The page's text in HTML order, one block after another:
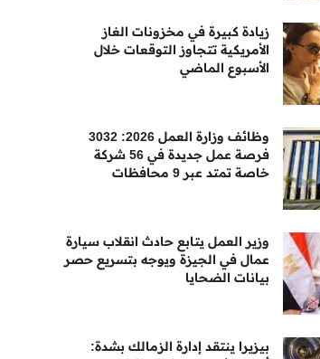
زيادة كبيرة في مخزونات الغاز
الأمريكية تتجاوز التوقعات خلال
الأسبوع الماضي
وظائف وزارة العمل 2026: 3032
فرصة عمل جديدة في 56 شركة
خاصة تمتد عبر 9 محافظات
وزير العمل يتابع حادث انقلاب سيارة
عمال في الجيزة ويوجه بتسريع حصر
بيانات الضحايا
بيزيرا ينتقد إدارة الزمالك بشدة: